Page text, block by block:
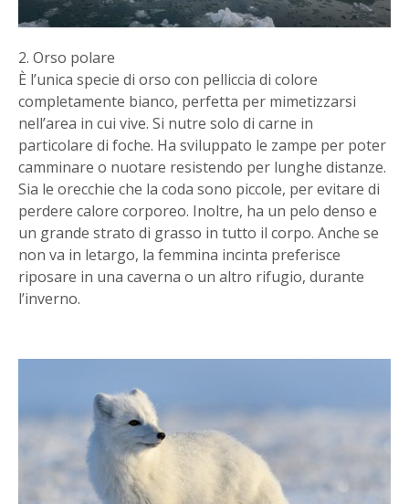
2. Orso polare
È l’unica specie di orso con pelliccia di colore
completamente bianco, perfetta per mimetizzarsi
nell’area in cui vive. Si nutre solo di carne in
particolare di foche. Ha sviluppato le zampe per poter
camminare o nuotare resistendo per lunghe distanze.
Sia le orecchie che la coda sono piccole, per evitare di
perdere calore corporeo. Inoltre, ha un pelo denso e
un grande strato di grasso in tutto il corpo. Anche se
non va in letargo, la femmina incinta preferisce
riposare in una caverna o un altro rifugio, durante
l’inverno.